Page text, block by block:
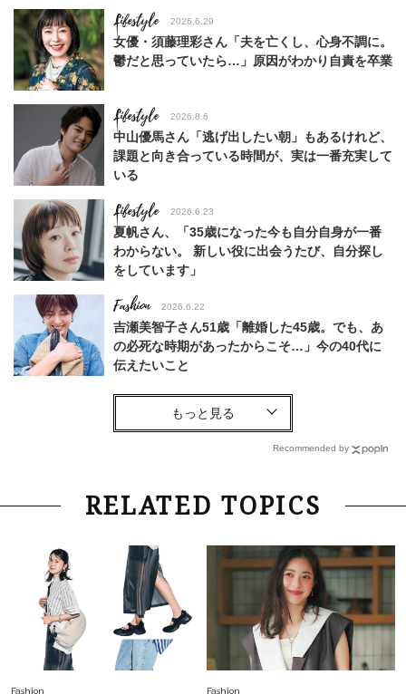
Lifestyle 2026.6.29
女優・須藤理彩さん「夫を亡くし、心身不調に。
鬱だと思っていたら…」原因がわかり自責を卒業
Lifestyle 2026.8.6
中山優馬さん「逃げ出したい朝」もあるけれど、
課題と向き合っている時間が、実は一番充実して
いる
Lifestyle 2026.6.23
夏帆さん、「35歳になった今も自分自身が一番
わからない。 新しい役に出会うたび、自分探し
をしています」
Fashion 2026.6.22
吉瀬美智子さん51歳「離婚した45歳。でも、あ
の必死な時期があったからこそ…」今の40代に
伝えたいこと
Fashion
【40代コンサバ派】白Tシャツは「パール×ゴー
Lifestyle 2026.7.29
「お若いですね」は褒め言葉？“若い＝美しい”と
ーレス連載22】
Lifestyle 2026.8.6
26年夏の【開運アクション】は”ひと拭き”習
慣！「金運アップ→トイレ、じゃあ底上げ運
は？」
Recommended by
RELATED TOPICS
Fashion Fashion